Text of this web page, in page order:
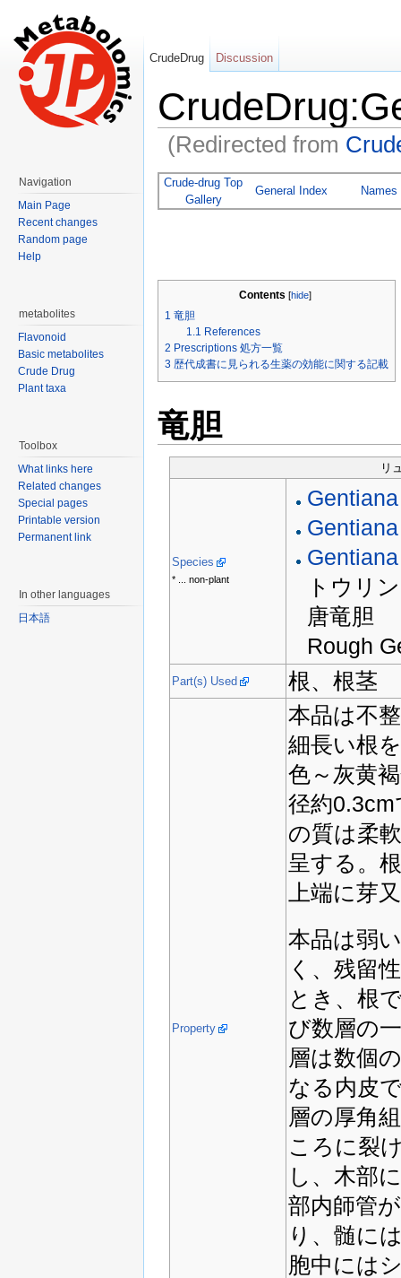
(Redirected from
Crude-drug Top
Gallery
General Index Names
Contents [hide]
1 竜胆
1.1 References
2 Prescriptions 処方一覧
3 歴代成書に見られる生薬の効能に関する記載
竜胆
リ
Species
* ... non-plant
トウリ
唐竜胆
Rough
Part(s) Used 根、根茎
Property
本品は不
細長い根
色～灰黄
径約
の質は柔
呈する。
上端に芽
本品は弱
く、残留
とき、根
び数層の
層は数個
なる内皮
層の厚角
ころに裂
し、木部
部内師管
り、髄に
胞中には
CrudeDrug Discussion
Navigation
Main Page
Recent changes
Random page
Help
metabolites
Flavonoid
Basic metabolites
Crude Drug
Plant taxa
Toolbox
What links here
Related changes
Special pages
Printable version
Permanent link
In other languages
日本語